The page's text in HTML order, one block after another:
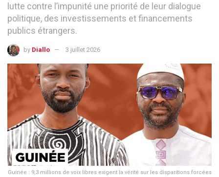
lutte contre l’impunité une priorité de leur dialogue
politique, des investissements et financements
publics étrangers.
by Diallo 3 juillet 2026
Guinée : 9,3 millions de voix libres exigent la vérité sur les disparitions forcées